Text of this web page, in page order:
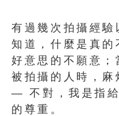
有過幾次拍攝經驗
知道，什麼是真的
好意思的不願意；
被拍攝的人時，麻
— 不對，我是指
的尊重。